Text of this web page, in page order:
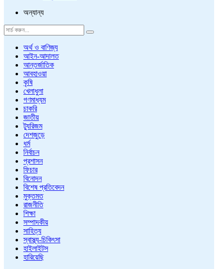
অন্যান্য
অর্থ ও বাণিজ্য
আইন-আদালত
আন্তর্জাতিক
আবহাওয়া
কৃষি
খেলাধুলা
গণমাধ্যম
চাকরি
জাতীয়
ট্যুরিজম
দেশজুড়ে
ধর্ম
নির্বাচন
প্রশাসন
ফিচার
বিনোদন
বিশেষ প্রতিবেদন
মুক্তমত
রাজনীতি
শিক্ষা
সম্পাদকীয়
সাহিত্য
স্বাস্থ্য-চিকিৎসা
হাইলাইটস
হারিয়েছি